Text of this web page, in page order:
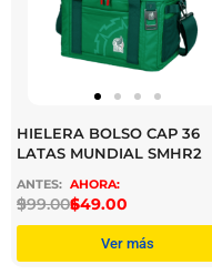
HIELERA BOLSO CAP 36
LATAS MUNDIAL SMHR2
$
999.00$
649.00
Ver más